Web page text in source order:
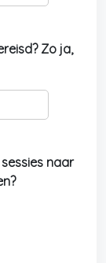
Zo ja,
naar